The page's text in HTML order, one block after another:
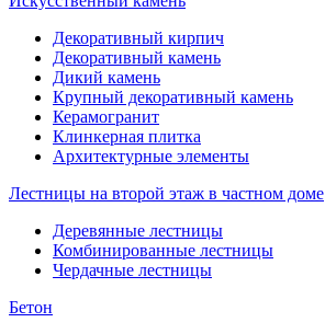
Декоративный кирпич
Декоративный камень
Дикий камень
Крупный декоративный камень
Керамогранит
Клинкерная плитка
Архитектурные элементы
Лестницы на второй этаж в частном доме
Деревянные лестницы
Комбинированные лестницы
Чердачные лестницы
Бетон